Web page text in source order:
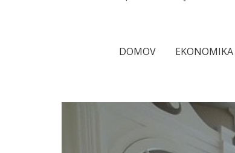
DOMOV EKONOMIKA